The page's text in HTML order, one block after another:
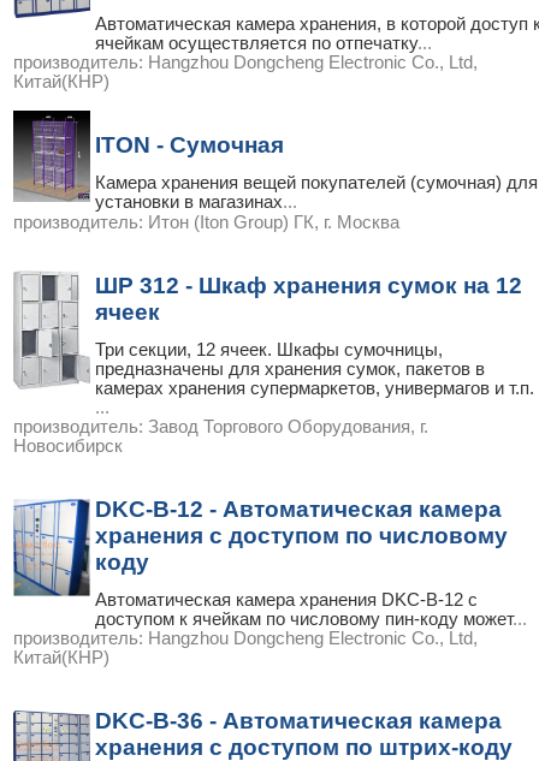
Автоматическая камера хранения, в которой доступ
ячейкам осуществляется по отпечатку...
производитель: Hangzhou Dongcheng Electronic Co., Ltd,
Китай(КНР)
ITON - Сумочная
Камера хранения вещей покупателей (сумочная) для
установки в магазинах...
производитель: Итон (Iton Group) ГК, г. Москва
ШР 312 - Шкаф хранения сумок на 12
ячеек
Три секции, 12 ячеек. Шкафы сумочницы,
предназначены для хранения сумок, пакетов в
камерах хранения супермаркетов, универмагов и т.п.
...
производитель: Завод Торгового Оборудования, г.
Новосибирск
DKC-B-12 - Автоматическая камера
хранения с доступом по числовому
коду
Автоматическая камера хранения DKC-B-12 с
доступом к ячейкам по числовому пин-коду может...
производитель: Hangzhou Dongcheng Electronic Co., Ltd,
Китай(КНР)
DKC-B-36 - Автоматическая камера
хранения с доступом по штрих-коду